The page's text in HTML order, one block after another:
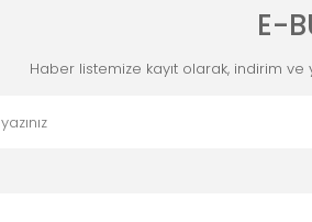
E-
Haber listemize kayıt olarak, indirim